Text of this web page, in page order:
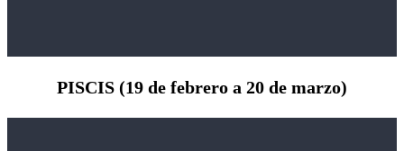
PISCIS (19 de febrero a 20 de marzo)